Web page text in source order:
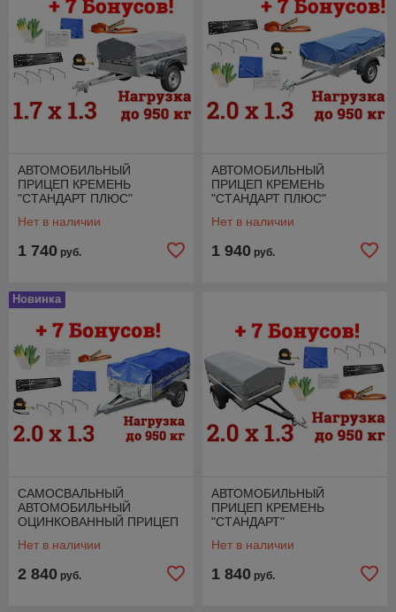
АВТОМОБИЛЬНЫЙ
ПРИЦЕП КРЕМЕНЬ
"СТАНДАРТ ПЛЮС"
КГ.) + 7 БОНУСОВ!
Нет в наличии
1 740 руб.
АВТОМОБИЛЬНЫЙ
ПРИЦЕП КРЕМЕНЬ
"СТАНДАРТ ПЛЮС"
7 БОНУСОВ!
Нет в наличии
1 940 руб.
Новинка
САМОСВАЛЬНЫЙ
АВТОМОБИЛЬНЫЙ
ОЦИНКОВАННЫЙ ПРИЦЕП
(2,0 Х 1,3 Х 0,35 М ДО 1500
Нет в наличии
2 840 руб.
АВТОМОБИЛЬНЫЙ
ПРИЦЕП КРЕМЕНЬ
"СТАНДАРТ"
КГ.) + 7 БОНУСОВ!
Нет в наличии
1 840 руб.